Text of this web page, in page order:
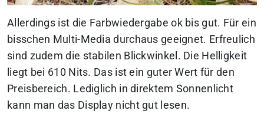
Allerdings ist die Farbwiedergabe ok bis gut. Für ein
bisschen Multi-Media durchaus geeignet. Erfreulich
sind zudem die stabilen Blickwinkel. Die Helligkeit
liegt bei 610 Nits. Das ist ein guter Wert für den
Preisbereich. Lediglich in direktem Sonnenlicht
kann man das Display nicht gut lesen.